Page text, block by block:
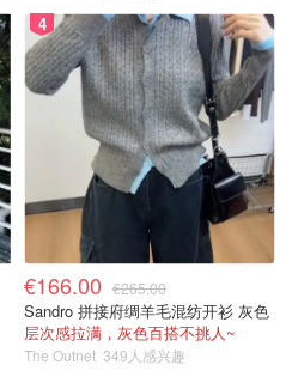
4
€166.00 €265.00
Sandro 拼接府绸羊毛混纺开衫 灰色
层次感拉满，灰色百搭不挑人~
The Outnet 349人感兴趣